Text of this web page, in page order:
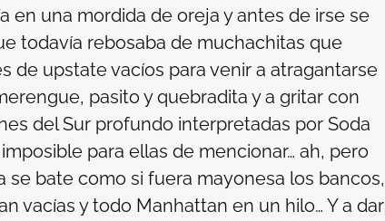
en una mordida de oreja y antes de irse se
todavía rebosaba de muchachitas que
de upstate vacíos para venir a atragantarse
pasito y quebradita y a gritar con
del Sur profundo interpretadas por Soda
para ellas de mencionar… ah, pero
bate como si fuera mayonesa los bancos,
vacías y todo Manhattan en un hilo… Y a dar